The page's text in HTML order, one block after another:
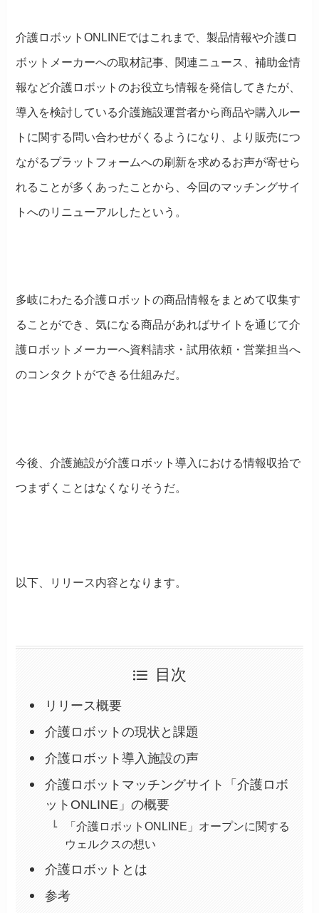
介護ロボットONLINEではこれまで、製品情報や介護ロ
ボットメーカーへの取材記事、関連ニュース、補助金情
報など介護ロボットのお役立ち情報を発信してきたが、
導入を検討している介護施設運営者から商品や購入ルー
トに関する問い合わせがくるようになり、より販売につ
ながるプラットフォームへの刷新を求めるお声が寄せら
れることが多くあったことから、今回のマッチングサイ
トへのリニューアルしたという。
多岐にわたる介護ロボットの商品情報をまとめて収集す
ることができ、気になる商品があればサイトを通じて介
護ロボットメーカーへ資料請求・試用依頼・営業担当へ
のコンタクトができる仕組みだ。
今後、介護施設が介護ロボット導入における情報収拾で
つまずくことはなくなりそうだ。
以下、リリース内容となります。
目次
リリース概要
介護ロボットの現状と課題
介護ロボット導入施設の声
介護ロボットマッチングサイト「介護ロボ
ットONLINE」の概要
「介護ロボットONLINE」オープンに関する
ウェルクスの想い
介護ロボットとは
参考